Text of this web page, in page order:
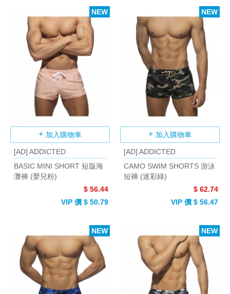
加入購物車
[AD] ADDICTED
BASIC MINI SHORT 短版海
灘褲 (嬰兒粉)
$ 56.44
VIP 價 $ 50.79
NEW
加入購物車
[AD] ADDICTED
CAMO SWIM SHORTS 游泳
短褲 (迷彩綠)
$ 62.74
VIP 價 $ 56.47
NEW
NEW NEW